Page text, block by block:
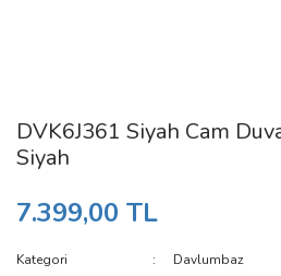
DVK6J361 Siyah Cam
Siyah
7.399,00 TL
Kategori
Davlumbaz